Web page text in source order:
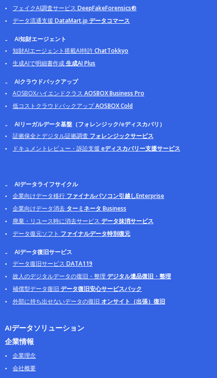
フェイクAI調査サービス DeepFakeForensics®
データ流通支援 DataMart.jp データコマース
AI知財エージェント
知財AIエージェント搭載AI特許ChatTokkyo
生成AIで明細書作成生成AI Plus
AIクラウドバックアップ
AOSBOXハイエンドクラス AOSBOX Business Pro
低コストクラウドバックアップAOSBOX Cold
AIリーガルデータ基盤（フォレンジック/eディスカバリ）
証拠保全とデジタル証拠調査 フォレンジックサービス
ドキュメントレビュー・訴訟支援 eディスカバリー支援サービス
AIデータライフサイクル
企業向けデータ移行 ファイナルパソコン引越しEnterprise
企業向けデータ消去 ターミネータ Business
廃棄・リユース時に消去サービス データ抹消サービス
データ復元ソフト ファイナルデータ特別復元
AIデータ復旧サービス
データ復旧サービス DATA119
故人のデジタルデータの復旧・整理 デジタル遺品復旧・整理
補償型データ復旧 データ復旧安心サービスパック
外部に持ち出せないデータの復旧 オンサイト（出張）復旧
AIデータソリューション
企業情報
企業理念
会社概要